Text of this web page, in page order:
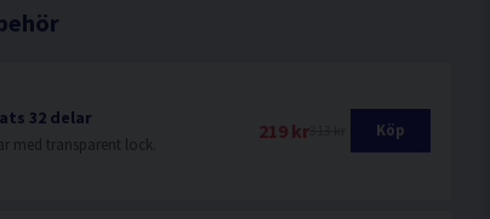
32 delar
med transparent lock.
219 kr Köp